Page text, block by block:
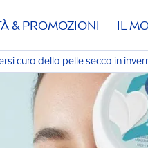
& PROMOZIONI IL
cura della pelle secca in